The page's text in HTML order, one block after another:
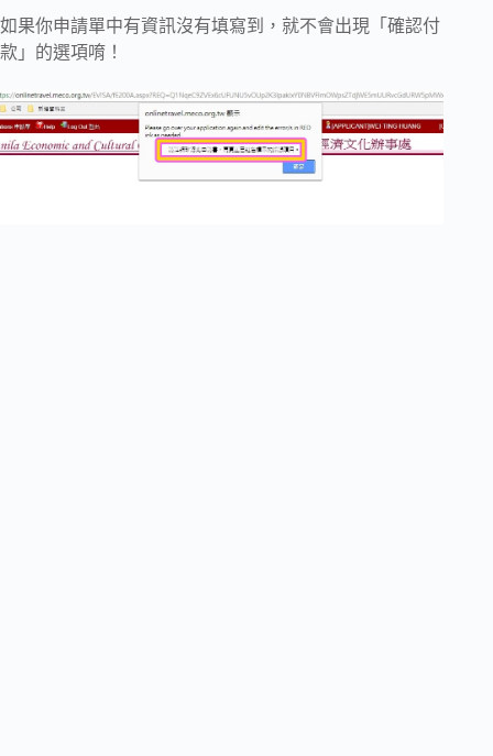
如果你申請單中有資訊沒有填寫到，就不會出現「確認付
款」的選項唷！